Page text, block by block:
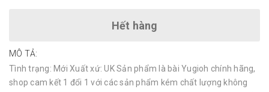
Hết hàng
MÔ TẢ:
Tình trạng: Mới Xuất xứ: UK Sản phẩm là bài Yugioh chính hãng,
shop cam kết 1 đổi 1 với các sản phẩm kém chất lượng không